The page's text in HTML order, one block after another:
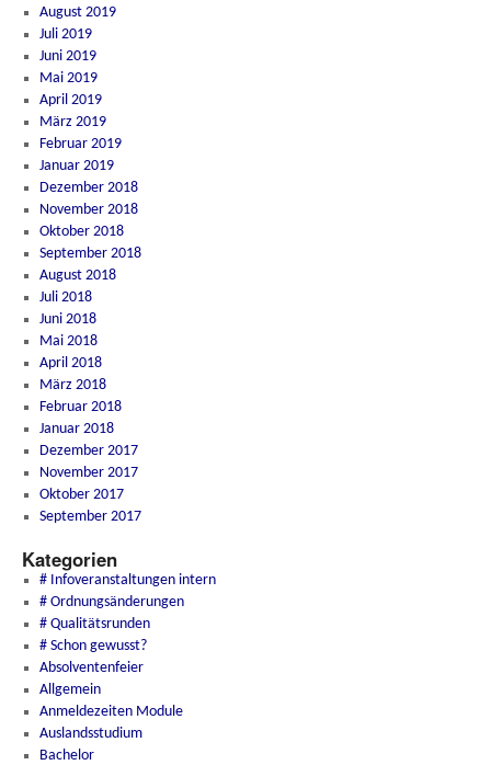
August 2019
Juli 2019
Juni 2019
Mai 2019
April 2019
März 2019
Februar 2019
Januar 2019
Dezember 2018
November 2018
Oktober 2018
September 2018
August 2018
Juli 2018
Juni 2018
Mai 2018
April 2018
März 2018
Februar 2018
Januar 2018
Dezember 2017
November 2017
Oktober 2017
September 2017
Kategorien
# Infoveranstaltungen intern
# Ordnungsänderungen
# Qualitätsrunden
# Schon gewusst?
Absolventenfeier
Allgemein
Anmeldezeiten Module
Auslandsstudium
Bachelor